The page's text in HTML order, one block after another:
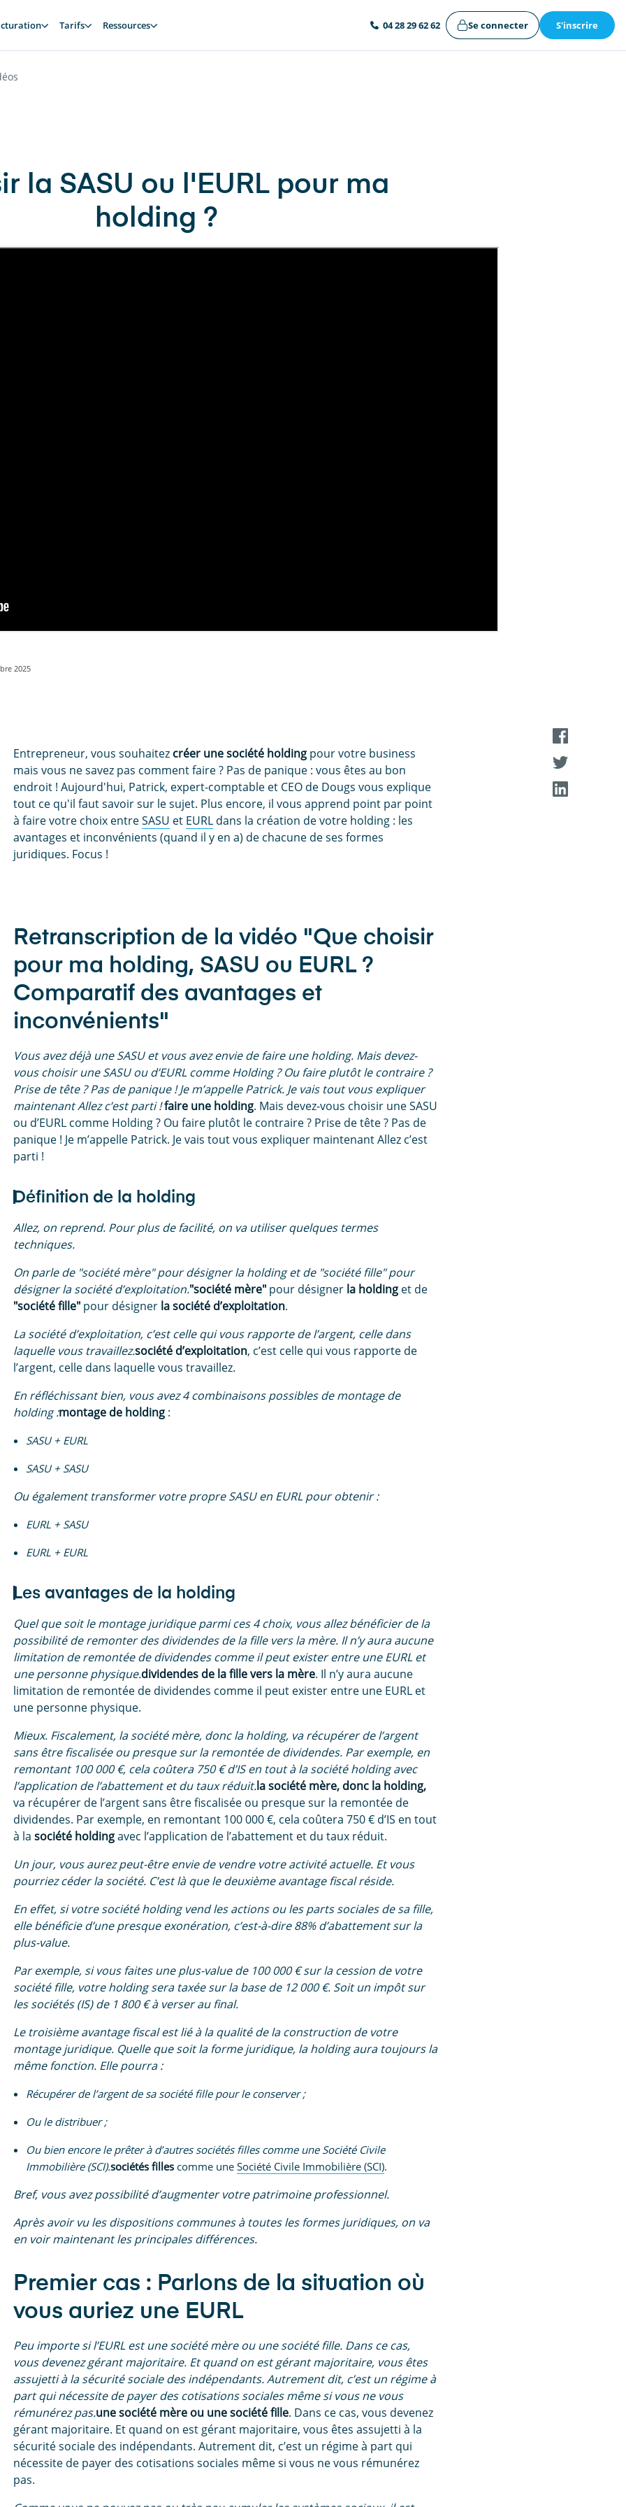
Tarifs Ressources 04 28 29 62 62 Se connecter S'inscrire
la SASU ou l'EURL pour ma
holding ?
2025
Entrepreneur, vous souhaitez créer une société holding pour votre business
mais vous ne savez pas comment faire ? Pas de panique : vous êtes au bon
endroit ! Aujourd'hui, Patrick, expert-comptable et CEO de Dougs vous explique
tout ce qu'il faut savoir sur le sujet. Plus encore, il vous apprend point par point
à faire votre choix entreSASU et EURL dans la création de votre holding : les
avantages et inconvénients (quand il y en a) de chacune de ses formes
juridiques. Focus !
Retranscription de la vidéo "Que choisir
pour ma holding, SASU ou EURL ?
Comparatif des avantages et
inconvénients"
Vous avez déjà une SASU et vous avez envie de faire une holding. Mais devez-
vous choisir une SASU ou d’EURL comme Holding ? Ou faire plutôt le contraire ?
Prise de tête ? Pas de panique ! Je m’appelle Patrick. Je vais tout vous expliquer
maintenant Allez c’est parti !faire une holding. Mais devez-vous choisir une SASU
ou d’EURL comme Holding ? Ou faire plutôt le contraire ? Prise de tête ? Pas de
panique ! Je m’appelle Patrick. Je vais tout vous expliquer maintenant Allez c’est
parti !
Définition de la holding
Allez, on reprend. Pour plus de facilité, on va utiliser quelques termes
techniques.
On parle de "société mère" pour désigner la holding et de "société fille" pour
désigner la société d’exploitation."société mère" pour désigner la holding et de
"société fille" pour désigner la société d’exploitation.
La société d’exploitation, c’est celle qui vous rapporte de l’argent, celle dans
laquelle vous travaillez.société d’exploitation, c’est celle qui vous rapporte de
l’argent, celle dans laquelle vous travaillez.
En réfléchissant bien, vous avez 4 combinaisons possibles de montage de
holding :montage de holding :
SASU + EURL
SASU + SASU
Ou également transformer votre propre SASU en EURL pour obtenir :
EURL + SASU
EURL + EURL
Les avantages de la holding
Quel que soit le montage juridique parmi ces 4 choix, vous allez bénéficier de la
possibilité de remonter des dividendes de la fille vers la mère. Il n’y aura aucune
limitation de remontée de dividendes comme il peut exister entre une EURL et
une personne physique.dividendes de la fille vers la mère. Il n’y aura aucune
limitation de remontée de dividendes comme il peut exister entre une EURL et
une personne physique.
Mieux. Fiscalement, la société mère, donc la holding, va récupérer de l’argent
sans être fiscalisée ou presque sur la remontée de dividendes. Par exemple, en
remontant 100 000 €, cela coûtera 750 € d’IS en tout à la société holding avec
l’application de l’abattement et du taux réduit.la société mère, donc la holding,
va récupérer de l’argent sans être fiscalisée ou presque sur la remontée de
dividendes. Par exemple, en remontant 100 000 €, cela coûtera 750 € d’IS en tout
à lasociété holdingavec l’application de l’abattement et du taux réduit.
Un jour, vous aurez peut-être envie de vendre votre activité actuelle. Et vous
pourriez céder la société. C’est là que le deuxième avantage fiscal réside.
En effet, si votre société holding vend les actions ou les parts sociales de sa fille,
elle bénéficie d’une presque exonération, c’est-à-dire 88% d’abattement sur la
plus-value.
Par exemple, si vous faites une plus-value de 100 000 € sur la cession de votre
société fille, votre holding sera taxée sur la base de 12 000 €. Soit un impôt sur
les sociétés (IS) de 1 800 € à verser au final.
Le troisième avantage fiscal est lié à la qualité de la construction de votre
montage juridique. Quelle que soit la forme juridique, la holding aura toujours la
même fonction. Elle pourra :
Récupérer de l’argent de sa société fille pour le conserver ;
Ou le distribuer ;
Ou bien encore le prêter à d’autres sociétés filles comme une Société Civile
Immobilière (SCI).sociétés fillescomme une Société Civile Immobilière (SCI).
Bref, vous avez possibilité d’augmenter votre patrimoine professionnel.
Après avoir vu les dispositions communes à toutes les formes juridiques, on va
en voir maintenant les principales différences.
Premier cas : Parlons de la situation où
vous auriez une EURL
Peu importe si l’EURL est une société mère ou une société fille. Dans ce cas,
vous devenez gérant majoritaire. Et quand on est gérant majoritaire, vous êtes
assujetti à la sécurité sociale des indépendants. Autrement dit, c’est un régime à
part qui nécessite de payer des cotisations sociales même si vous ne vous
rémunérez pas.une société mère ou une société fille. Dans ce cas, vous devenez
gérant majoritaire. Et quand on est gérant majoritaire, vous êtes assujetti à la
sécurité sociale des indépendants. Autrement dit, c’est un régime à part qui
nécessite de payer des cotisations sociales même si vous ne vous rémunérez
pas.